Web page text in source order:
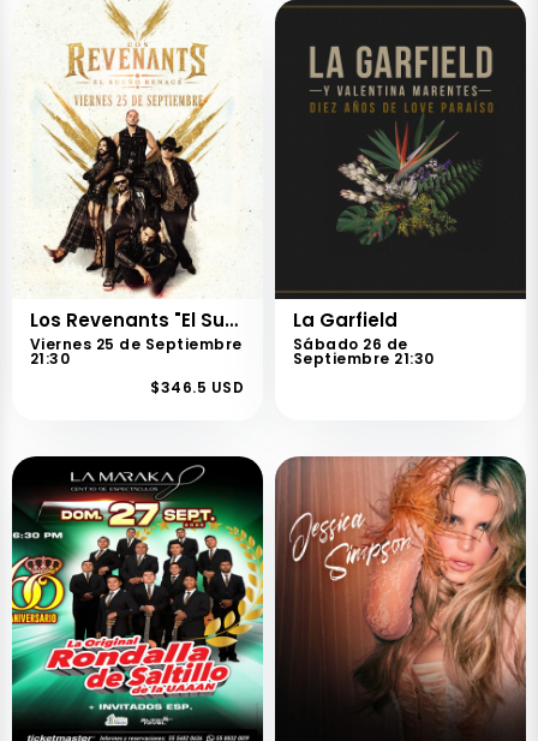
Los Revenants "El Sueño Renace"
Viernes 25 de Septiembre
21:30
$346.5 USD
La Garfield
Sábado 26 de
Septiembre 21:30